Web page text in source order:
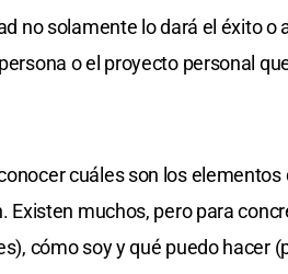
no solamente lo dará el éxito o
o el proyecto personal
cuáles son los
Existen muchos, pero para
cómo soy y qué puedo hacer